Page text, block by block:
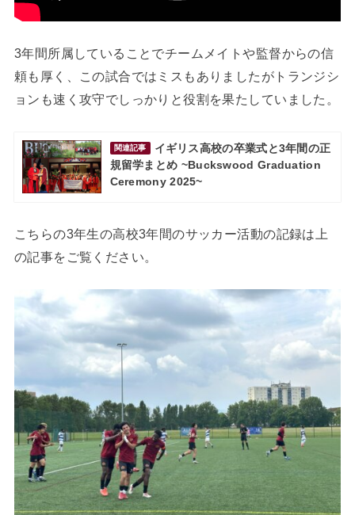
3年間所属していることでチームメイトや監督からの信
頼も厚く、この試合ではミスもありましたがトランジシ
ョンも速く攻守でしっかりと役割を果たしていました。
関連記事
イギリス高校の卒業式と3年間の正
規留学まとめ ~Buckswood Graduation
Ceremony 2025~
こちらの3年生の高校3年間のサッカー活動の記録は上
の記事をご覧ください。